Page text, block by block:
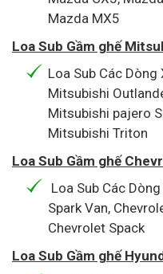
Mazda MX5
Loa Sub Gầm ghế
Loa Sub Các
Mitsubishi
Mitsubishi pajero
Mitsubishi Triton
Loa Sub Gầm ghế
Loa Sub Các
Spark Van,
Chevrolet Spack
Loa Sub Gầm ghế